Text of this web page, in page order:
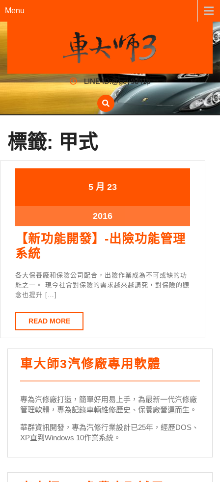
Menu
LINE ID:@gcy9341p
標籤: 甲式
5 月 23
2016
【新功能開發】-出險功能管理
系統
各大保養廠和保險公司配合，出險作業成為不可或缺的功
能之一。 現今社會對保險的需求越來越講究，對保險的觀
念也提升 […]
READ MORE
車大師3汽修廠專用軟體
專為汽修廠打造，簡單好用易上手，為最新一代汽修廠
管理軟體，專為記錄車輛維修歷史、保養廠營運而生。
華群資訊開發，專為汽修行業設計已25年，經歷DOS、
XP直到Windows 10作業系統。